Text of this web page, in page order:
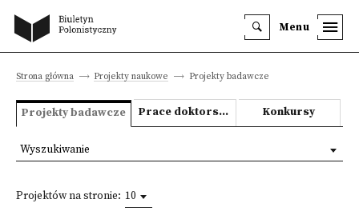
Menu
Strona główna Projekty naukowe Projekty badawcze
Projekty badawcze Prace doktorskie i habilitacyjne Konkursy
Projektów na stronie: 10
Wyszukiwanie